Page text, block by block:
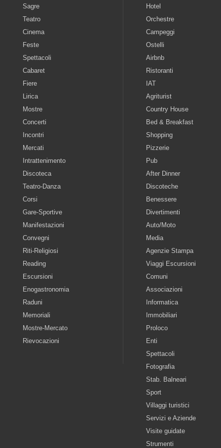
Sagre
Teatro
Cinema
Feste
Spettacoli
Cabaret
Fiere
Lirica
Mostre
Concerti
Incontri
Mercati
Intrattenimento
Discoteca
Teatro-Danza
Corsi
Gare-Sportive
Manifestazioni
Convegni
Riti-Religiosi
Reading
Escursioni
Enogastronomia
Raduni
Memoriali
Mostre-Mercato
Rievocazioni
Hotel
Orchestre
Campeggi
Ostelli
Airbnb
Ristoranti
IAT
Agriturist
Country House
Bed & Breakfast
Shopping
Pizzerie
Pub
After Dinner
Discoteche
Benessere
Divertimenti
Auto/Moto
Media
Agenzie Stampa
Viaggi Escursioni
Comuni
Associazioni
Informatica
Immobiliari
Proloco
Enti
Spettacoli
Fotografia
Stab. Balneari
Sport
Villaggi turistici
Servizi e Aziende
Visite guidate
Strumenti